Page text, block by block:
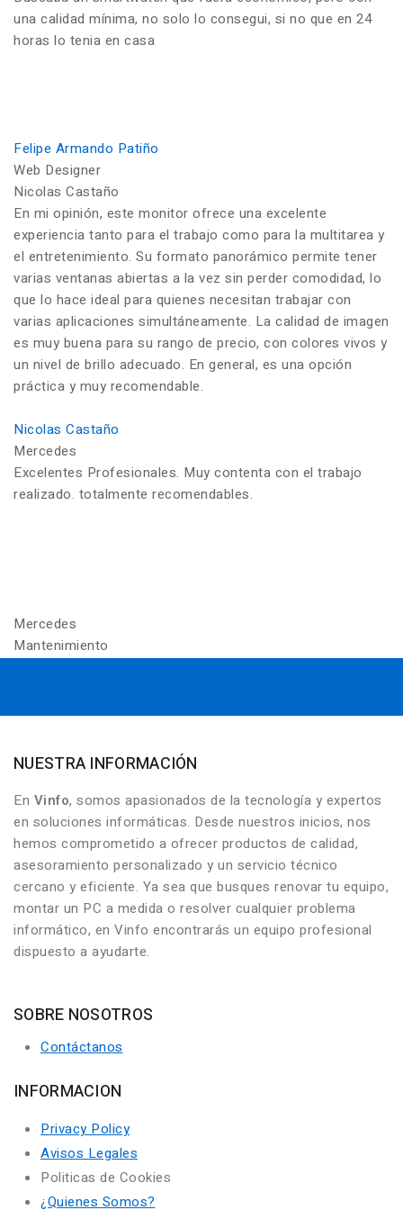
una calidad mínima, no solo lo consegui, si no que en 24
horas lo tenia en casa
Felipe Armando Patiño
Web Designer
Nicolas Castaño
En mi opinión, este monitor ofrece una excelente
experiencia tanto para el trabajo como para la multitarea y
el entretenimiento. Su formato panorámico permite tener
varias ventanas abiertas a la vez sin perder comodidad, lo
que lo hace ideal para quienes necesitan trabajar con
varias aplicaciones simultáneamente. La calidad de imagen
es muy buena para su rango de precio, con colores vivos y
un nivel de brillo adecuado. En general, es una opción
práctica y muy recomendable.
Nicolas Castaño
Mercedes
Excelentes Profesionales. Muy contenta con el trabajo
realizado. totalmente recomendables.
Mercedes
Mantenimiento
NUESTRA INFORMACIÓN
En Vinfo, somos apasionados de la tecnología y expertos
en soluciones informáticas. Desde nuestros inicios, nos
hemos comprometido a ofrecer productos de calidad,
asesoramiento personalizado y un servicio técnico
cercano y eficiente. Ya sea que busques renovar tu equipo,
montar un PC a medida o resolver cualquier problema
informático, en Vinfo encontrarás un equipo profesional
dispuesto a ayudarte.
SOBRE NOSOTROS
Contáctanos
INFORMACION
Privacy Policy
Avisos Legales
Politicas de Cookies
¿Quienes Somos?